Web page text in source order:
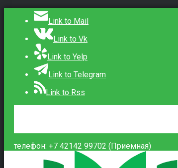
Link to Mail
Link to Vk
Link to Yelp
Link to Telegram
Link to Rss
телефон: +7 42142 99702 (Приемная)